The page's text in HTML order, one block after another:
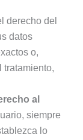
derecho del
datos
o,
tratamiento,
al
siempre
lo